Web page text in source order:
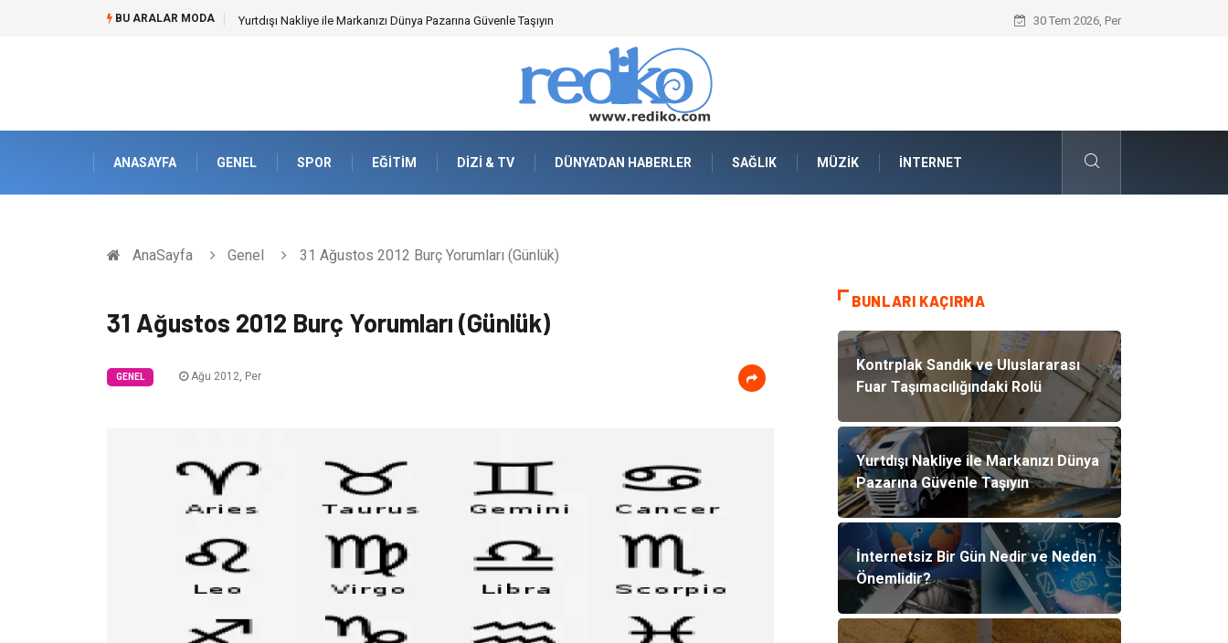
BU ARALAR MODA İnternetsiz Bir Gün Nedir ve Neden Önemlidir? Kauçuk Teknolojisinin Yenilenebilir
30 Tem 2026, Per
ANASAYFA GENEL SPOR EĞITIM DIZI & TV DÜNYA'DAN HABERLER SAĞLIK MÜZIK İNTERNET
AnaSayfa Genel 31 Ağustos 2012 Burç Yorumları (Günlük)
31 Ağustos 2012 Burç Yorumları (Günlük)
GENEL Ağu 2012, Per
BUNLARI KAÇIRMA
Kontrplak Sandık ve Uluslararası
Fuar Taşımacılığındaki Rolü
Yurtdışı Nakliye ile Markanızı Dünya
Pazarına Güvenle Taşıyın
İnternetsiz Bir Gün Nedir ve Neden
Önemlidir?